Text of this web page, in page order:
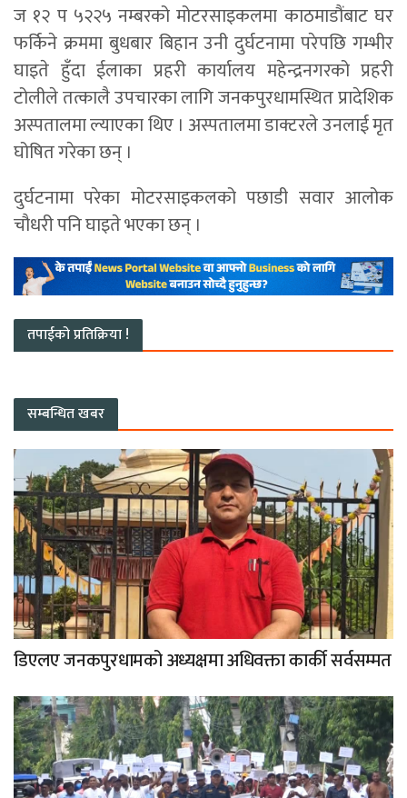
ज १२ प ५२२५ नम्बरको मोटरसाइकलमा काठमाडौंबाट घर
फर्किने क्रममा बुधबार बिहान उनी दुर्घटनामा परेपछि गम्भीर
घाइते हुँदा ईलाका प्रहरी कार्यालय महेन्द्रनगरको प्रहरी
टोलीले तत्कालै उपचारका लागि जनकपुरधामस्थित प्रादेशिक
अस्पतालमा ल्याएका थिए । अस्पतालमा डाक्टरले उनलाई मृत
घोषित गरेका छन् ।
दुर्घटनामा परेका मोटरसाइकलको पछाडी सवार आलोक
चौधरी पनि घाइते भएका छन् ।
तपाईको प्रतिक्रिया !
सम्बन्धित खबर
डिएलए जनकपुरधामको अध्यक्षमा अधिवक्ता कार्की सर्वसम्मत